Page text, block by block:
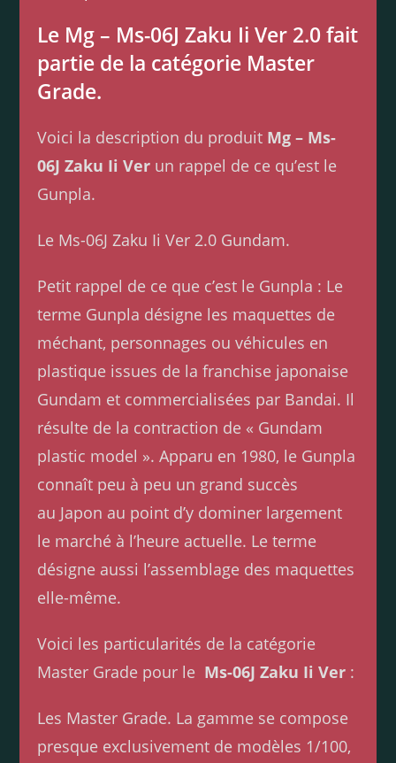
Le Mg – Ms-06J Zaku Ii Ver 2.0 fait
partie de la catégorie Master
Grade.
Voici la description du produit Mg – Ms-
06J Zaku Ii Ver un rappel de ce qu’est le
Gunpla.
Le Ms-06J Zaku Ii Ver 2.0 Gundam.
Petit rappel de ce que c’est le Gunpla : Le
terme Gunpla désigne les maquettes de
méchant, personnages ou véhicules en
plastique issues de la franchise japonaise
Gundam et commercialisées par Bandai. Il
résulte de la contraction de « Gundam
plastic model ». Apparu en 1980, le Gunpla
connaît peu à peu un grand succès
au Japon au point d’y dominer largement
le marché à l’heure actuelle. Le terme
désigne aussi l’assemblage des maquettes
elle-même.
Voici les particularités de la catégorie
Master Grade pour le Ms-06J Zaku Ii Ver :
Les Master Grade. La gamme se compose
presque exclusivement de modèles 1/100,